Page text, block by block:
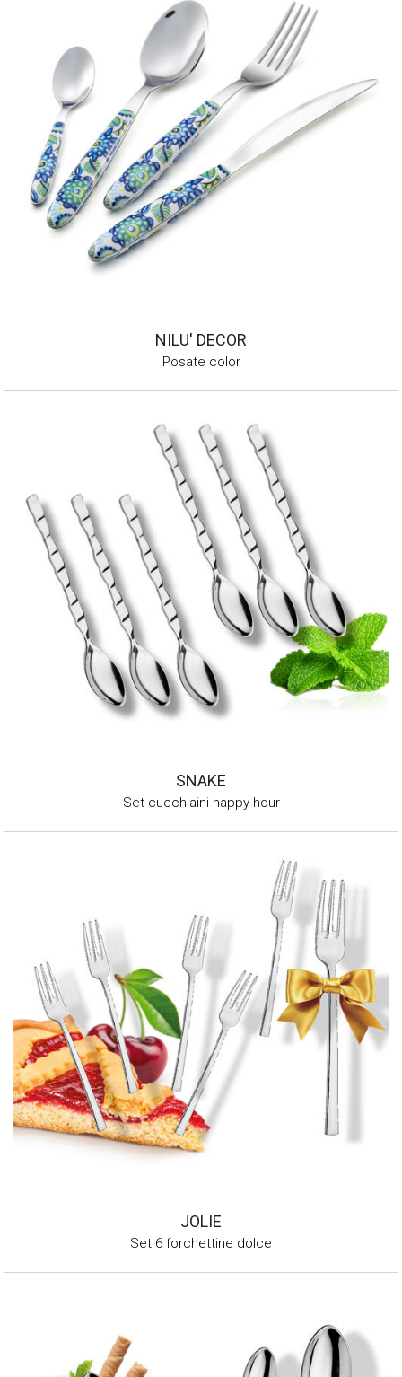
NILU' DECOR
Posate color
SNAKE
Set cucchiaini happy hour
JOLIE
Set 6 forchettine dolce